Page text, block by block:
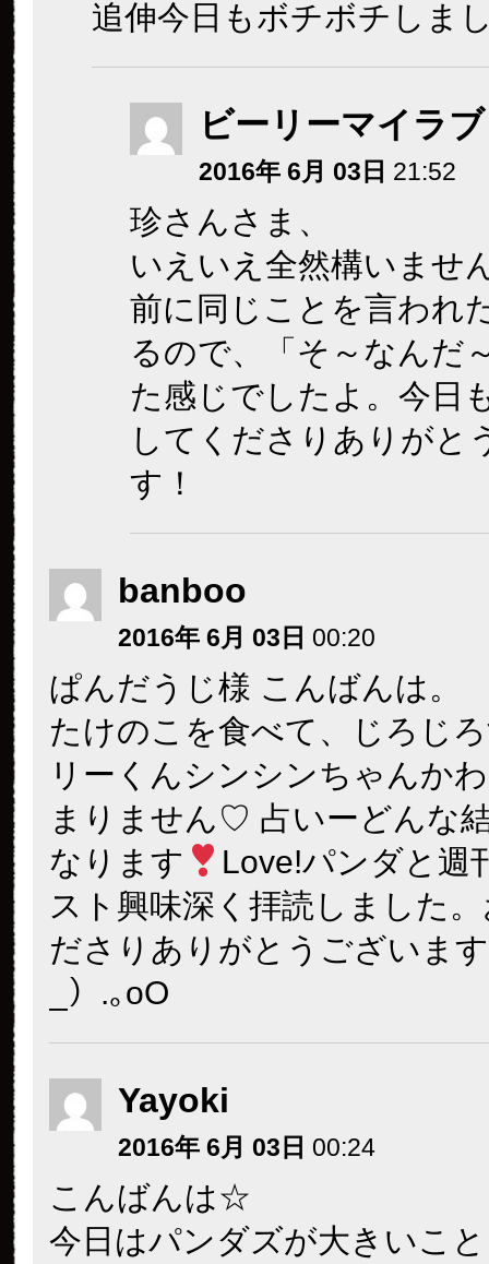
追伸今日もボチボチしま
ビーリーマイラブ
2016年 6月 03日 21:52
珍さんさま、
いえいえ全然構いませ
前に同じことを言われ
るので、「そ～なんだ
た感じでしたよ。今日
してくださりありがと
す！
banboo
2016年 6月 03日 00:20
ぱんだうじ様 こんばんは。
たけのこを食べて、じろじ
リーくんシンシンちゃんか
まりません♡ 占いーどんな
なります
Love!パンダと週
スト興味深く拝読しました
ださりありがとうございま
_）.｡oO
Yayoki
2016年 6月 03日 00:24
こんばんは☆
今日はパンダズが大きいこ